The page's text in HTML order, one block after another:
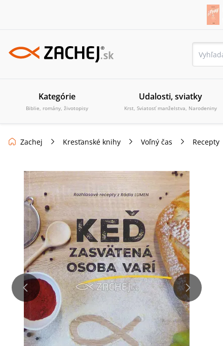
Kategórie
Biblie, romány, životopisy
Udalosti, sviatky
Krst, Sviatosť manželstva, Narodeniny
Zachej Kresťanské knihy Voľný čas Recepty